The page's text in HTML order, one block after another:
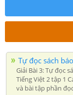
Tự đọc sách
Giải Bài 3: Tự đọc
Tiếng Việt 2 tập 1
và bài tập phần